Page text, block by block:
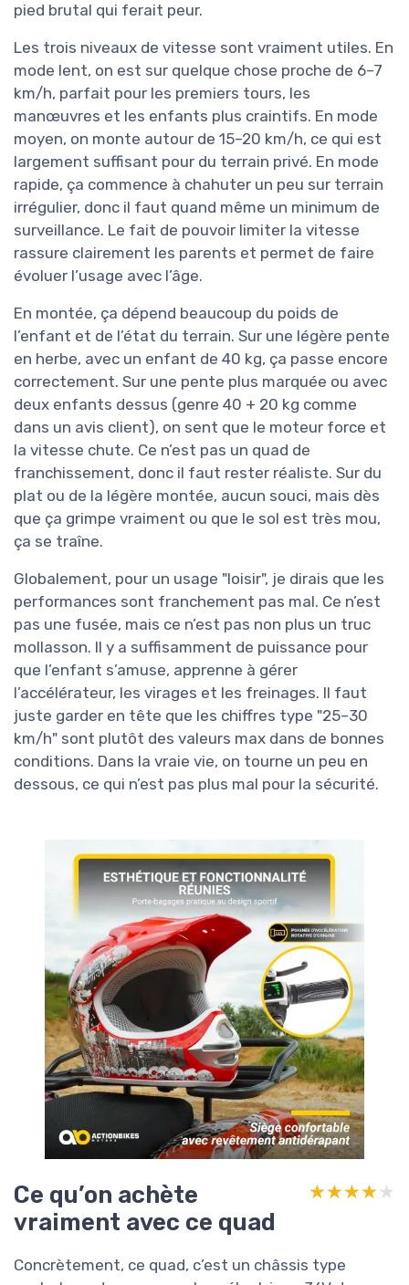
pied brutal qui ferait peur.
Les trois niveaux de vitesse sont vraiment utiles. En
mode lent, on est sur quelque chose proche de 6–7
km/h, parfait pour les premiers tours, les
manœuvres et les enfants plus craintifs. En mode
moyen, on monte autour de 15–20 km/h, ce qui est
largement suffisant pour du terrain privé. En mode
rapide, ça commence à chahuter un peu sur terrain
irrégulier, donc il faut quand même un minimum de
surveillance. Le fait de pouvoir limiter la vitesse
rassure clairement les parents et permet de faire
évoluer l’usage avec l’âge.
En montée, ça dépend beaucoup du poids de
l’enfant et de l’état du terrain. Sur une légère pente
en herbe, avec un enfant de 40 kg, ça passe encore
correctement. Sur une pente plus marquée ou avec
deux enfants dessus (genre 40 + 20 kg comme
dans un avis client), on sent que le moteur force et
la vitesse chute. Ce n’est pas un quad de
franchissement, donc il faut rester réaliste. Sur du
plat ou de la légère montée, aucun souci, mais dès
que ça grimpe vraiment ou que le sol est très mou,
ça se traîne.
Globalement, pour un usage "loisir", je dirais que les
performances sont franchement pas mal. Ce n’est
pas une fusée, mais ce n’est pas non plus un truc
mollasson. Il y a suffisamment de puissance pour
que l’enfant s’amuse, apprenne à gérer
l’accélérateur, les virages et les freinages. Il faut
juste garder en tête que les chiffres type "25–30
km/h" sont plutôt des valeurs max dans de bonnes
conditions. Dans la vraie vie, on tourne un peu en
dessous, ce qui n’est pas plus mal pour la sécurité.
Ce qu’on achète
vraiment avec ce quad
★★★★★
★★★★★
Concrètement, ce quad, c’est un châssis type